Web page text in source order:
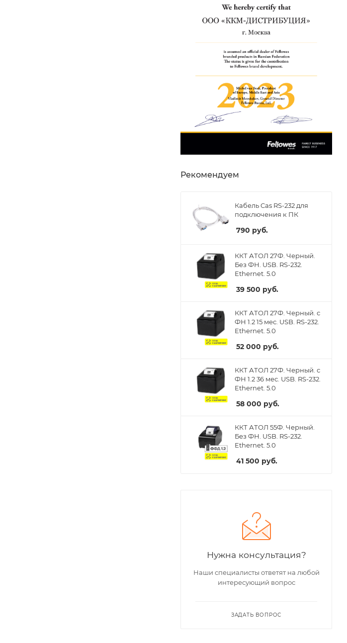
Рекомендуем
Кабель Cas RS-232 для
подключения к ПК
790 руб.
ККТ АТОЛ 27Ф. Черный.
Без ФН. USB. RS-232.
Ethernet. 5.0
39 500 руб.
ККТ АТОЛ 27Ф. Черный. с
ФН 1.2 15 мес. USB. RS-232.
Ethernet. 5.0
52 000 руб.
ККТ АТОЛ 27Ф. Черный. с
ФН 1.2 36 мес. USB. RS-232.
Ethernet. 5.0
58 000 руб.
ККТ АТОЛ 55Ф. Черный.
Без ФН. USB. RS-232.
Ethernet. 5.0
41 500 руб.
Нужна консультация?
Наши специалисты ответят на любой
интересующий вопрос
ЗАДАТЬ ВОПРОС